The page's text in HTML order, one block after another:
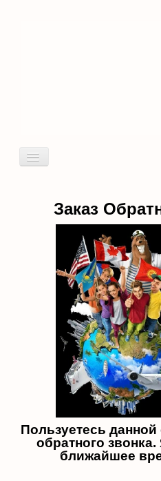
Включить/
идиомы
Заказ
Пользуетесь
обратного
ближайшее